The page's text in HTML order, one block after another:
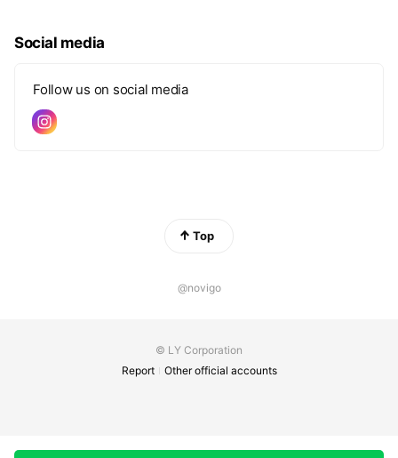
Social media
Follow us on social media
Top
@novigo
© LY Corporation
Report
Other official accounts